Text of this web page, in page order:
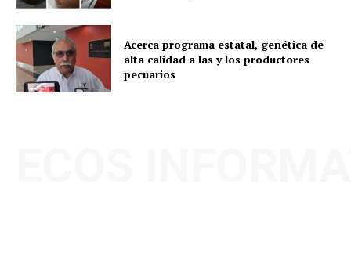
Acerca programa estatal, genética de
alta calidad a las y los productores
pecuarios